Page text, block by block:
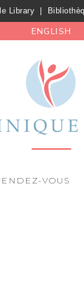
Library
ENGLISH
VOUS